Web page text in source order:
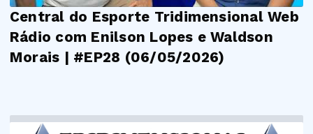
Central do Esporte Tridimensional Web
Rádio com Enilson Lopes e Waldson
Morais | #EP28 (06/05/2026)